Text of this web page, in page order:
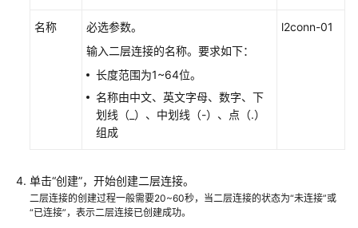
常
见
名称
必选参数。
输入二层连接的名称。要求如下：
长度范围为1~64位。
名称由中文、英文字母、数字、下
划线（_）、中划线（-）、点（.）
组成
l2conn-01
单击“创建”，开始创建二层连接。
二层连接的创建过程一般需要20~60秒，当二层连接的状态为“未连接”或
“已连接”，表示二层连接已创建成功。